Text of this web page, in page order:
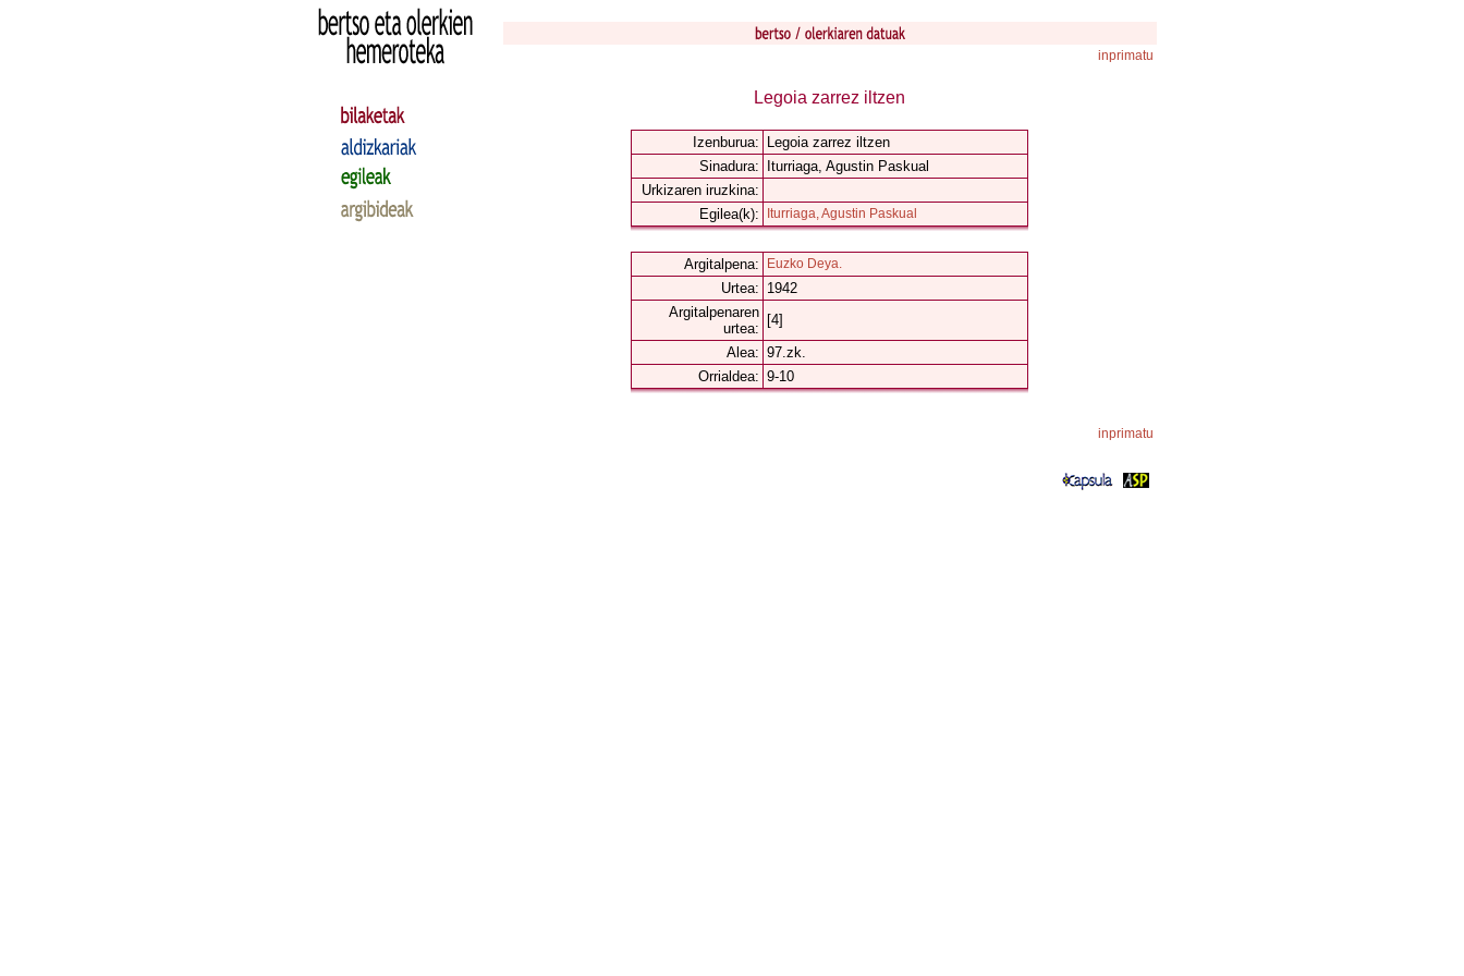
inprimatu
Legoia zarrez iltzen
Izenburua:
Legoia zarrez iltzen
Sinadura:
Iturriaga, Agustin Paskual
Urkizaren iruzkina:
Egilea(k):
Iturriaga, Agustin Paskual
Argitalpena: Euzko Deya.
Urtea: 1942
Argitalpenaren
urtea:
[4]
Alea: 97.zk.
Orrialdea: 9-10
inprimatu